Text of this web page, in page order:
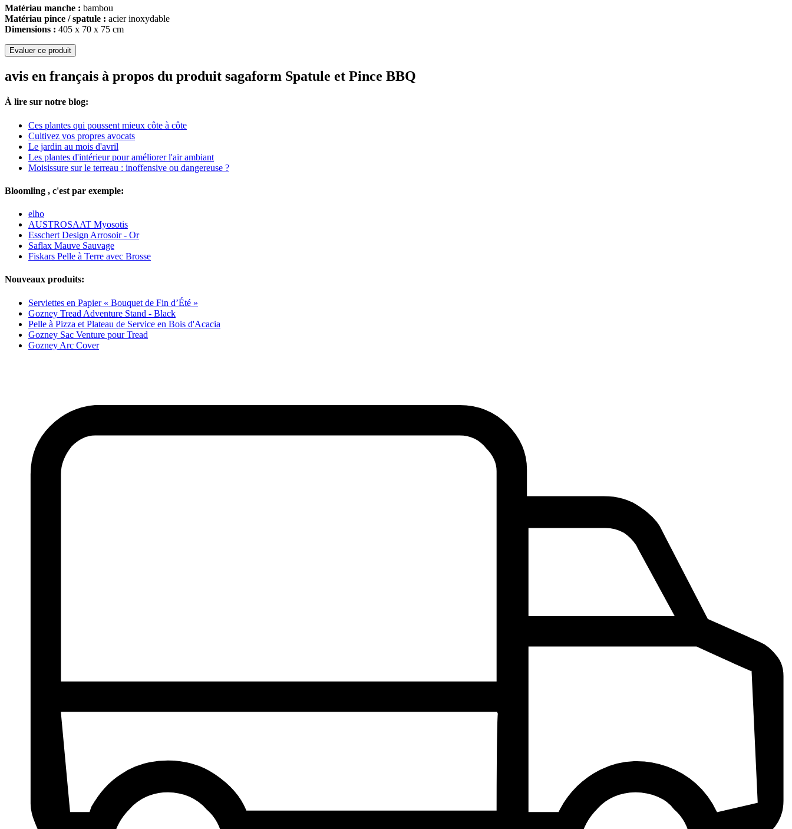
Matériau manche : bambou
Matériau pince / spatule : acier inoxydable
Dimensions : 405 x 70 x 75 cm
Evaluer ce produit
avis en français à propos du produit sagaform Spatule et Pince BBQ
À lire sur notre blog:
Ces plantes qui poussent mieux côte à côte
Cultivez vos propres avocats
Le jardin au mois d'avril
Les plantes d'intérieur pour améliorer l'air ambiant
Moisissure sur le terreau : inoffensive ou dangereuse ?
Bloomling , c'est par exemple:
elho
AUSTROSAAT Myosotis
Esschert Design Arrosoir - Or
Saflax Mauve Sauvage
Fiskars Pelle à Terre avec Brosse
Nouveaux produits:
Serviettes en Papier « Bouquet de Fin d’Été »
Gozney Tread Adventure Stand - Black
Pelle à Pizza et Plateau de Service en Bois d'Acacia
Gozney Sac Venture pour Tread
Gozney Arc Cover